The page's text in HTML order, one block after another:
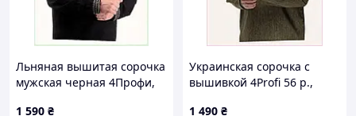
Льняная вышитая сорочка
мужская черная 4Профи,
1 590 ₴
Украинская сорочка с
вышивкой 4Profi 56 р.,
1 490 ₴